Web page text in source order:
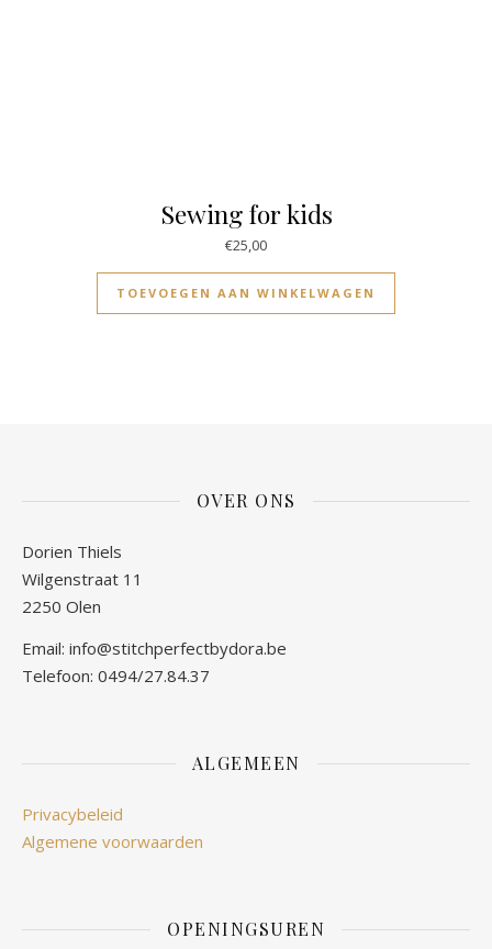
Sewing for kids
€25,00
TOEVOEGEN AAN WINKELWAGEN
OVER ONS
Dorien Thiels
Wilgenstraat 11
2250 Olen
Email: info@stitchperfectbydora.be
Telefoon: 0494/27.84.37
ALGEMEEN
Privacybeleid
Algemene voorwaarden
OPENINGSUREN